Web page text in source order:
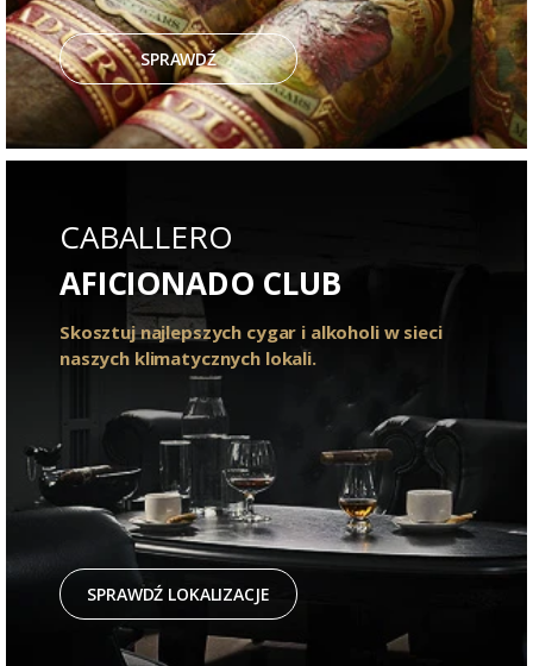
SPRAWDŹ
CABALLERO
AFICIONADO CLUB
Skosztuj najlepszych cygar i alkoholi w sieci
naszych klimatycznych lokali.
SPRAWDŹ LOKALIZACJE